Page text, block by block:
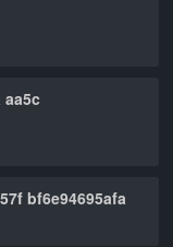
aa5c
bf6e94695afa